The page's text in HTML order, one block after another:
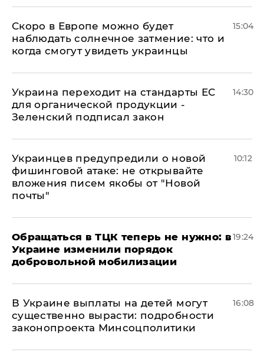
Скоро в Европе можно будет
наблюдать солнечное затмение: что и
когда смогут увидеть украинцы
15:04
Украина переходит на стандарты ЕС
для органической продукции -
Зеленский подписал закон
14:30
Украинцев предупредили о новой
фишинговой атаке: не открывайте
вложения писем якобы от "Новой
почты"
10:12
Обращаться в ТЦК теперь не нужно: в
Украине изменили порядок
добровольной мобилизации
19:24
В Украине выплаты на детей могут
существенно вырасти: подробности
законопроекта Минсоцполитики
16:08